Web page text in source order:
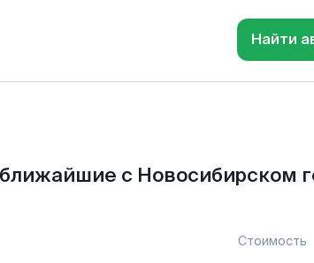
Найти
с Новосибирском
Стоимость